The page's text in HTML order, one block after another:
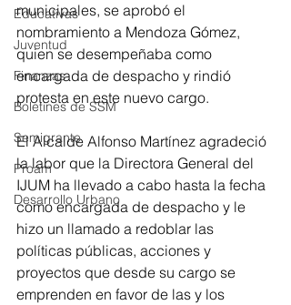
Educativas
Juventud
Finanzas
Boletines de SSM
Semigrante
Proam
Desarrollo Urbano
municipales, se aprobó el
nombramiento a Mendoza Gómez,
quien se desempeñaba como
encargada de despacho y rindió
protesta en este nuevo cargo.
El Alcalde Alfonso Martínez agradeció
la labor que la Directora General del
IJUM ha llevado a cabo hasta la fecha
como encargada de despacho y le
hizo un llamado a redoblar las
políticas públicas, acciones y
proyectos que desde su cargo se
emprenden en favor de las y los